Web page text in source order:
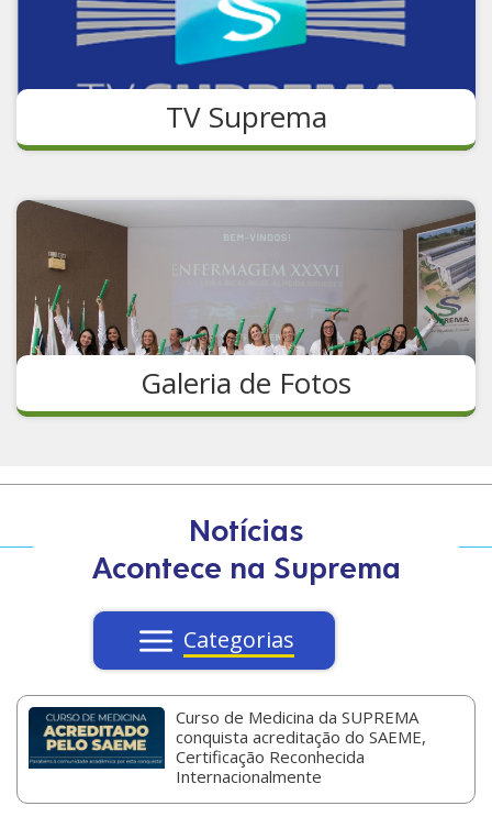
TV Suprema
Galeria de Fotos
Categorias
Notícias
Acontece na Suprema
Curso de Medicina da SUPREMA
conquista acreditação do SAEME,
Certificação Reconhecida
Internacionalmente